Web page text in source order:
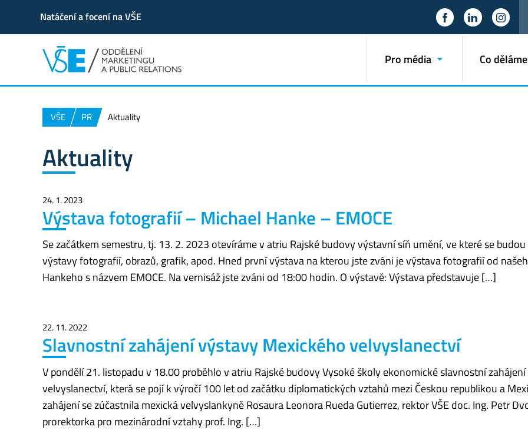
Natáčení a focení na VŠE
Pro média Co děláme
VŠE PR Aktuality
Aktuality
24. 1. 2023
Výstava fotografií – Michael Hanke – EMOCE
Se začátkem semestru, tj. 13. 2. 2023 otevíráme v atriu Rajské budovy výstavní síň umění, ve které se
výstavy fotografií, obrazů, grafik, apod. Hned první výstava na kterou jste zváni je výstava fotografií od
Hankeho s názvem EMOCE. Na vernisáž jste zváni od 18:00 hodin. O výstavě: Výstava představuje […]
22. 11. 2022
Slavnostní zahájení výstavy Mexického velvyslanectví
V pondělí 21. listopadu v 18.00 proběhlo v atriu Rajské budovy Vysoké školy ekonomické slavnostní
velvyslanectví, která se pojí k výročí 100 let od začátku diplomatických vztahů mezi Českou republikou a
zahájení se zúčastnila mexická velvyslankyně Rosaura Leonora Rueda Gutierrez, rektor VŠE doc. Ing. Petr
prorektorka pro mezinárodní vztahy prof. Ing. […]